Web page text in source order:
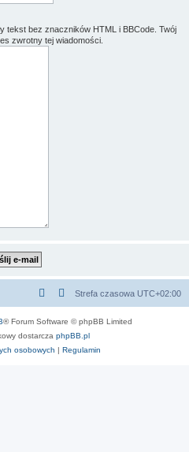
tekst bez znaczników HTML i BBCode. Twój
zwrotny tej wiadomości.
Strefa czasowa UTC+02:00
® Forum Software © phpBB Limited
dostarcza phpBB.pl
osobowych | Regulamin